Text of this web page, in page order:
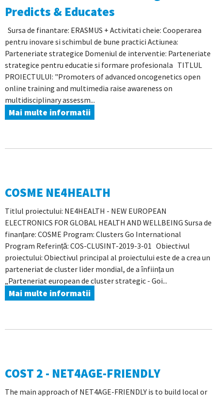
Predicts & Educates
Sursa de finantare: ERASMUS + Activitati cheie: Cooperarea
pentru inovare si schimbul de bune practici Actiunea:
Parteneriate strategice Domeniul de interventie: Parteneriate
strategice pentru educatie si formare profesionala TITLUL
PROIECTULUI: "Promoters of advanced oncogenetics open
online training and multimedia raise awareness on
multidisciplinary assessm...
Mai multe informatii
COSME NE4HEALTH
Titlul proiectului: NE4HEALTH - NEW EUROPEAN
ELECTRONICS FOR GLOBAL HEALTH AND WELLBEING Sursa de
finanțare: COSME Program: Clusters Go International
Program Referință: COS-CLUSINT-2019-3-01 Obiectivul
proiectului: Obiectivul principal al proiectului este de a crea un
parteneriat de cluster lider mondial, de a înființa un
„Parteneriat european de cluster strategic - Goi...
Mai multe informatii
COST 2 - NET4AGE-FRIENDLY
The main approach of NET4AGE-FRIENDLY is to build local or